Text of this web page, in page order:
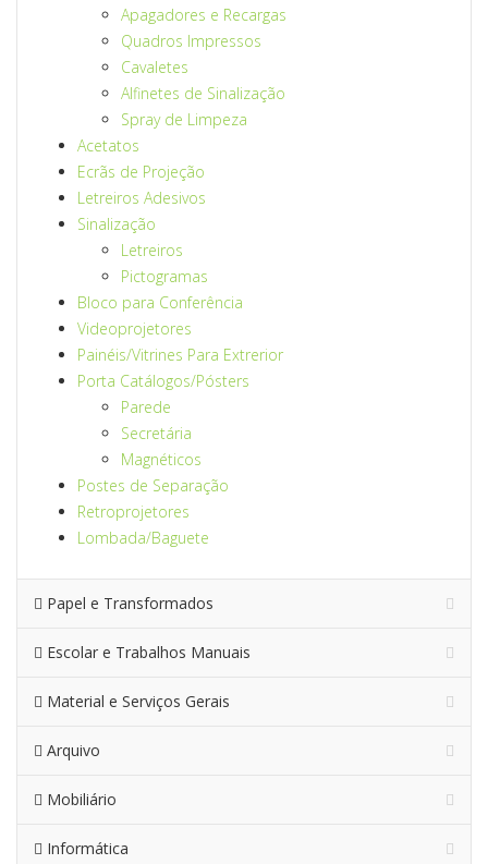
Apagadores e Recargas
Quadros Impressos
Cavaletes
Alfinetes de Sinalização
Spray de Limpeza
Acetatos
Ecrãs de Projeção
Letreiros Adesivos
Sinalização
Letreiros
Pictogramas
Bloco para Conferência
Videoprojetores
Painéis/Vitrines Para Extrerior
Porta Catálogos/Pósters
Parede
Secretária
Magnéticos
Postes de Separação
Retroprojetores
Lombada/Baguete
Papel e Transformados
Escolar e Trabalhos Manuais
Material e Serviços Gerais
Arquivo
Mobiliário
Informática